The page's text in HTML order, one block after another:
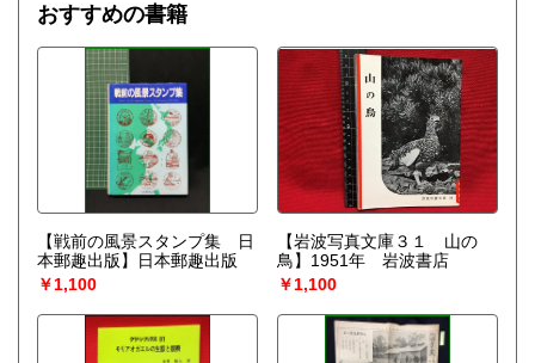
おすすめの書籍
【戦前の風景スタンプ集 日
本郵趣出版】日本郵趣出版
￥1,100
【岩波写真文庫３１ 山の
鳥】1951年 岩波書店
￥1,100